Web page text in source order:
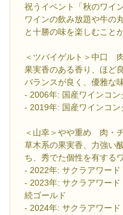
祝うイベント「秋のワイ
ワインの飲み放題や牛の
と十勝の味を楽しむこと
＜ツバイゲルト＞中口
果実香のある香り、ほど
バランスが良く、優雅な
- 2006年: 国産ワインコン
- 2019年: 国産ワインコン
＜山幸＞やや重め 肉・
草木系の果実香、力強い
ち、秀でた個性を有する
- 2022年: サクラアワード
- 2023年: サクラアワー
続ゴールド
- 2024年: サクラアワード